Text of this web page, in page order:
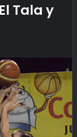
Tala y